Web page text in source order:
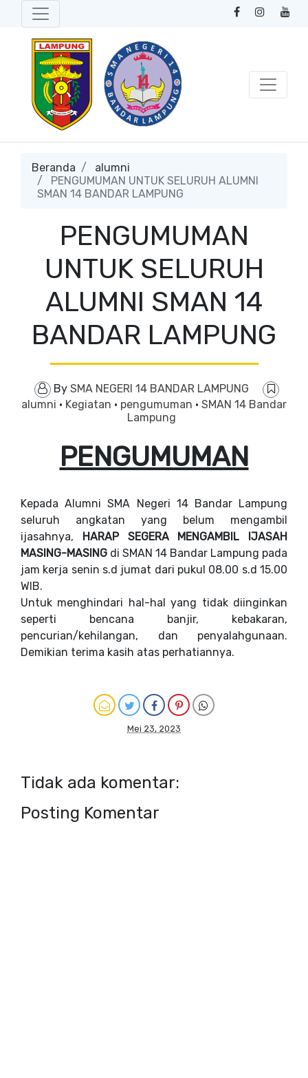
Beranda
alumni
PENGUMUMAN UNTUK SELURUH ALUMNI
SMAN 14 BANDAR LAMPUNG
PENGUMUMAN
UNTUK SELURUH
ALUMNI SMAN 14
BANDAR LAMPUNG
By SMA NEGERI 14 BANDAR LAMPUNG
alumni · Kegiatan · pengumuman · SMAN 14 Bandar
Lampung
PENGUMUMAN
Kepada Alumni SMA Negeri 14 Bandar Lampung
seluruh angkatan yang belum mengambil
ijasahnya, HARAP SEGERA MENGAMBIL IJASAH
MASING-MASING di SMAN 14 Bandar Lampung pada
jam kerja senin s.d jumat dari pukul 08.00 s.d 15.00
WIB.
Untuk menghindari hal-hal yang tidak diinginkan
seperti bencana banjir, kebakaran,
pencurian/kehilangan, dan penyalahgunaan.
Demikian terima kasih atas perhatiannya.
Mei 23, 2023
Tidak ada komentar:
Posting Komentar